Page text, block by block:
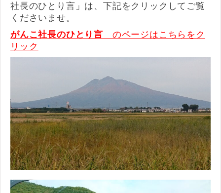
社長のひとり言」は、下記をクリックしてご覧
くださいませ。
がんこ社長のひとり言 のページはこちらをク
リック